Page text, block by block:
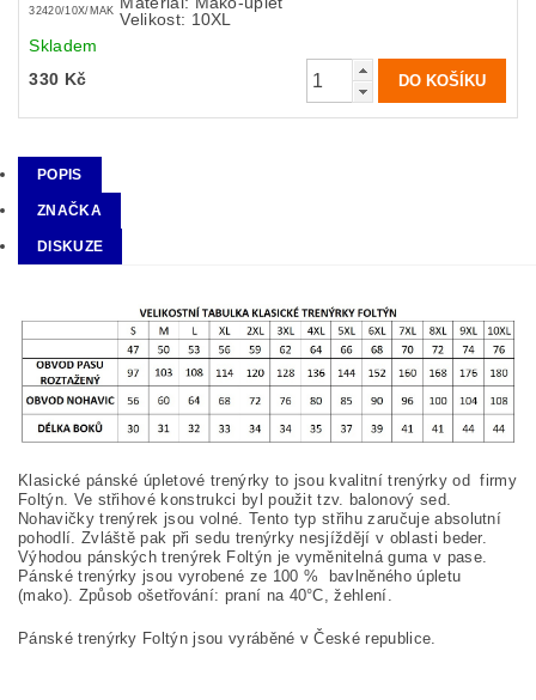
32420/10X/MAK Velikost: 10XL
Skladem
330 Kč
POPIS
ZNAČKA
DISKUZE
Klasické pánské úpletové trenýrky to jsou kvalitní trenýrky od firmy
Foltýn. Ve střihové konstrukci byl použit tzv. balonový sed.
Nohavičky trenýrek jsou volné. Tento typ střihu zaručuje absolutní
pohodlí. Zvláště pak při sedu trenýrky nesjíždějí v oblasti beder.
Výhodou pánských trenýrek Foltýn je vyměnitelná guma v pase.
Pánské trenýrky jsou vyrobené ze 100 %
bavlněného úpletu
(mako). Způsob ošetřování: praní na 40°C, žehlení.
Pánské trenýrky Foltýn jsou vyráběné v České republice.